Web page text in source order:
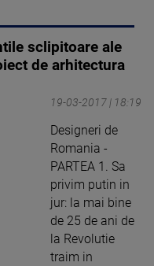
sclipitoare ale
de arhitectura
19-03-2017 | 18:19
Designeri de
Romania -
PARTEA 1. Sa
privim putin in
jur: la mai bine
de 25 de ani de
la Revolutie
traim in